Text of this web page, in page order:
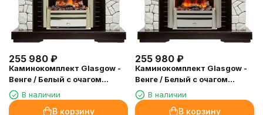
255 980 ₽
Каминокомплект Glasgow -
Венге / Белый с очагом
Cavendish
В наличии
В корзину
255 980 ₽
Каминокомплект Glasgow -
Венге / Белый с очагом
Chesford
В наличии
В корзину